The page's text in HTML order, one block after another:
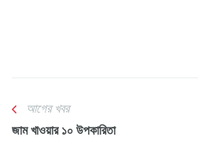
আগের খবর
জাম খাওয়ার ১০ উপকারিতা